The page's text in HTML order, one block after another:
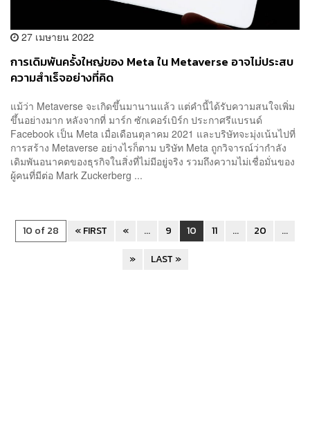
27 เมษายน 2022
การเดิมพันครั้งใหญ่ของ Meta ใน Metaverse อาจไม่ประสบ
ความสำเร็จอย่างที่คิด
แม้ว่า Metaverse จะเกิดขึ้นมานานแล้ว แต่คำนี้ได้รับความสนใจเพิ่ม
ขึ้นอย่างมาก หลังจากที่ มาร์ก ซักเคอร์เบิร์ก ประกาศรีแบรนด์
Facebook เป็น Meta เมื่อเดือนตุลาคม 2021 และบริษัทจะมุ่งเน้นไปที่
การสร้าง Metaverse อย่างไรก็ตาม บริษัท Meta ถูกวิจารณ์ว่ากำลัง
เดิมพันอนาคตของธุรกิจในสิ่งที่ไม่มีอยู่จริง รวมถึงความไม่เชื่อมั่นของ
ผู้คนที่มีต่อ Mark Zuckerberg ...
10 of 28 « FIRST « ... 9 10 11 ... 20
...
»
LAST »